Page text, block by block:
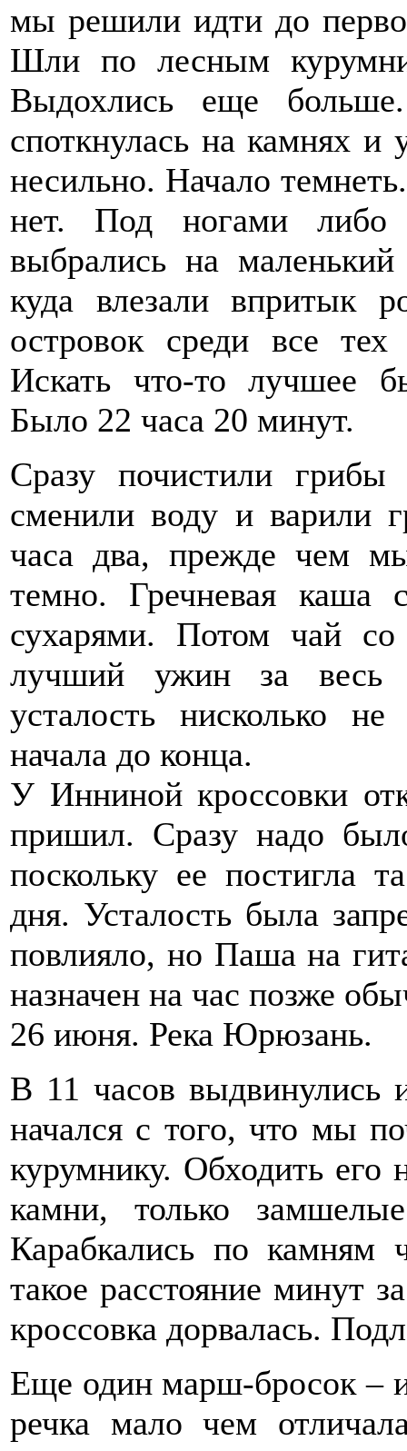
мы решили идти до
Шли по лесным
Выдохлись еще
споткнулась на камнях и
несильно. Начало
нет. Под ногами либо
выбрались на
куда влезали впритык
островок среди все
Искать что-то лучшее
Было 22 часа 20 минут.
Сразу почистили
сменили воду и варили
часа два, прежде чем
темно. Гречневая каша
сухарями. Потом чай
лучший ужин за весь
усталость нисколько
начала до конца.
У Инниной кроссовки
пришил. Сразу надо
поскольку ее постигла
дня. Усталость была
повлияло, но Паша на
назначен на час позже
26 июня. Река Юрюзань.
В 11 часов выдвинулись
начался с того, что мы
курумнику. Обходить
камни, только
Карабкались по
такое расстояние минут
кроссовка дорвалась.
Еще один марш-бросок –
речка мало чем